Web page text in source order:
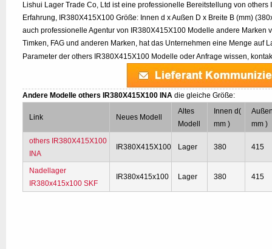
Lishui Lager Trade Co, Ltd ist eine professionelle Bereitstellung von
Erfahrung, IR380X415X100 Größe: Innen d x Außen D x Breite B (mm)
auch professionelle Agentur von IR380X415X100 Modelle andere Marken
Timken, FAG und anderen Marken, hat das Unternehmen eine Menge auf
Parameter der others IR380X415X100 Modelle oder Anfrage wissen,
Andere Modelle others IR380X415X100 INA die gleiche Größe:
Link Neues Modell
Altes
Modell
Innen d(
mm )
mm )
others IR380X415X100
INA
IR380X415X100 Lager 380 415
Nadellager
IR380x415x100 SKF
IR380x415x100 Lager 380 415